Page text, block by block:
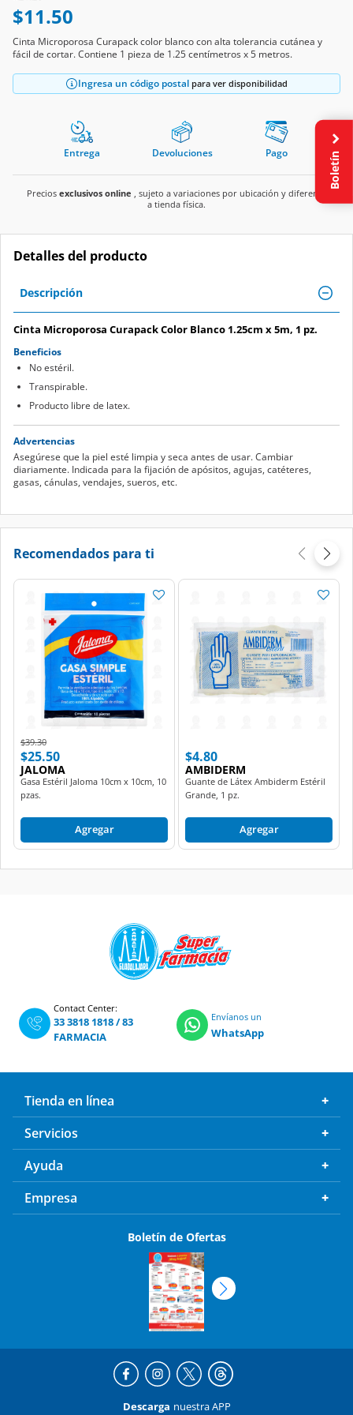
$11.50
Cinta Microporosa Curapack color blanco con alta tolerancia cutánea y
fácil de cortar. Contiene 1 pieza de 1.25 centímetros x 5 metros.
Ingresa un código postal para ver disponibilidad
Entrega Devoluciones Pago
Precios exclusivos online , sujeto a variaciones por ubicación y diferente
a tienda física.
Detalles del producto
Descripción
Cinta Microporosa Curapack Color Blanco 1.25cm x 5m, 1 pz.
Beneficios
No estéril.
Transpirable.
Producto libre de latex.
Advertencias
Asegúrese que la piel esté limpia y seca antes de usar. Cambiar
diariamente. Indicada para la fijación de apósitos, agujas, catéteres,
gasas, cánulas, vendajes, sueros, etc.
Recomendados para ti
Price reduced from
$39.30to
$25.50
JALOMA
Gasa Estéril Jaloma 10cm x 10cm, 10
pzas.
Agregar
$4.80
AMBIDERM
Guante de Látex Ambiderm Estéril
Grande, 1 pz.
Agregar
Contact Center:
33 3818 1818/83
FARMACIA
Envíanos un
WhatsApp
Tienda en línea
Servicios
Ayuda
Empresa
Boletín de Ofertas
Descarga nuestra APP
Boletín